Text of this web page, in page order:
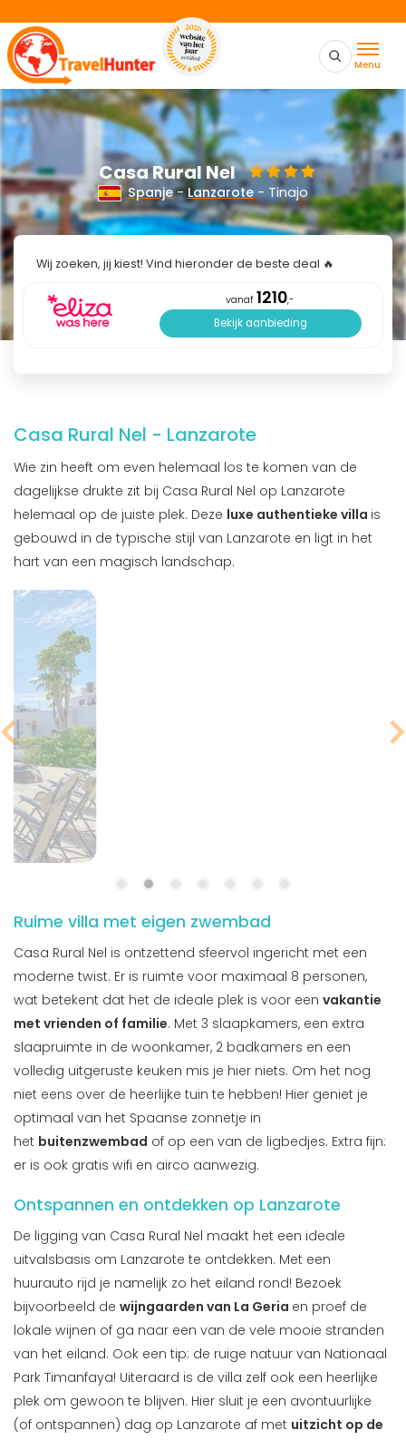
Menu
Casa Rural Nel
Spanje-Lanzarote- Tinajo
Wij zoeken, jij kiest! Vind hieronder de beste deal 🔥
vanaf 1210,-
Bekijk aanbieding
Casa Rural Nel - Lanzarote
Wie zin heeft om even helemaal los te komen van de
dagelijkse drukte zit bij Casa Rural Nel op Lanzarote
helemaal op de juiste plek. Deze luxe authentieke villa is
gebouwd in de typische stijl van Lanzarote en ligt in het
hart van een magisch landschap.
Ruime villa met eigen zwembad
Casa Rural Nel is ontzettend sfeervol ingericht met een
moderne twist. Er is ruimte voor maximaal 8 personen,
wat betekent dat het de ideale plek is voor een vakantie
met vrienden of familie. Met 3 slaapkamers, een extra
slaapruimte in de woonkamer, 2 badkamers en een
volledig uitgeruste keuken mis je hier niets. Om het nog
niet eens over de heerlijke tuin te hebben! Hier geniet je
optimaal van het Spaanse zonnetje in
het buitenzwembad of op een van de ligbedjes. Extra fijn:
er is ook gratis wifi en airco aanwezig.
Ontspannen en ontdekken op Lanzarote
De ligging van Casa Rural Nel maakt het een ideale
uitvalsbasis om Lanzarote te ontdekken. Met een
huurauto rijd je namelijk zo het eiland rond! Bezoek
bijvoorbeeld de wijngaarden van La Geria en proef de
lokale wijnen of ga naar een van de vele mooie stranden
van het eiland. Ook een tip: de ruige natuur van Nationaal
Park Timanfaya! Uiteraard is de villa zelf ook een heerlijke
plek om gewoon te blijven. Hier sluit je een avontuurlijke
(of ontspannen) dag op Lanzarote af met uitzicht op de